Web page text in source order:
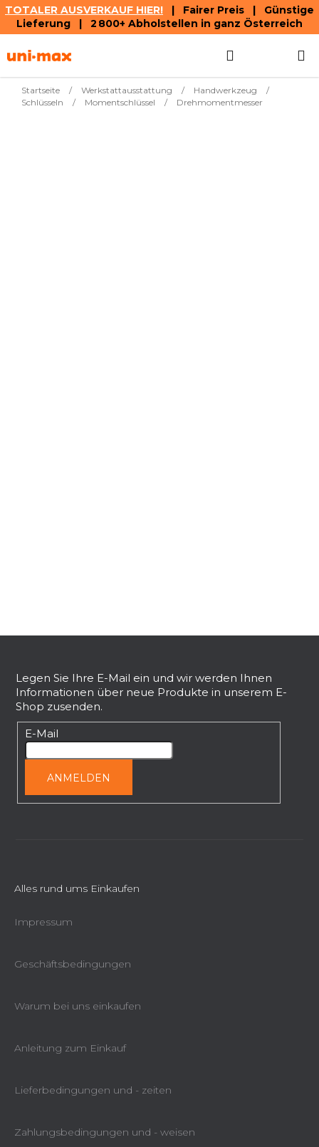
TOTALER AUSVERKAUF HIER! | Fairer Preis | Günstige
Lieferung | 2 800+ Abholstellen in ganz Österreich
Inhalt
Startseite / Werkstattausstattung / Handwerkzeug
/
Schlüsseln
/ Momentschlüssel / Drehmomentmesser
Legen Sie Ihre E-Mail ein und wir werden Ihnen
Informationen über neue Produkte in unserem E-
Shop zusenden.
E-Mail
ANMELDEN
Alles rund ums Einkaufen
Impressum
Geschäftsbedingungen
Warum bei uns einkaufen
Anleitung zum Einkauf
Lieferbedingungen und - zeiten
Zahlungsbedingungen und - weisen